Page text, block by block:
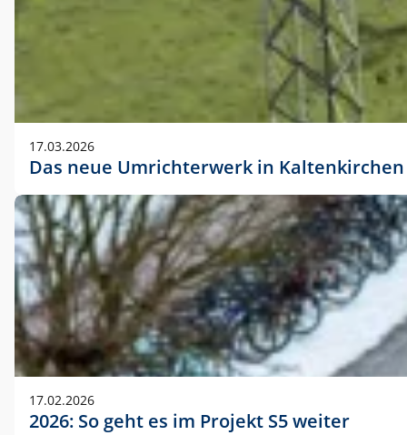
17.03.2026
Das neue Umrichterwerk in Kaltenkirchen
17.02.2026
2026: So geht es im Projekt S5 weiter